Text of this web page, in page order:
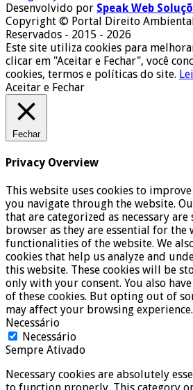
Desenvolvido por Speak Web
Copyright © Portal Direito
Reservados - 2015 - 2026
Este site utiliza cookies para
clicar em "Aceitar e Fechar", você
cookies, termos e políticas do site.
Aceitar e Fechar
Fechar
Privacy Overview
This website uses cookies to
you navigate through the website.
that are categorized as necessary
browser as they are essential for the
functionalities of the website. We
cookies that help us analyze and
this website. These cookies will be
only with your consent. You also
of these cookies. But opting out of
may affect your browsing experience.
Necessário
Necessário
Sempre Ativado
Necessary cookies are absolutely